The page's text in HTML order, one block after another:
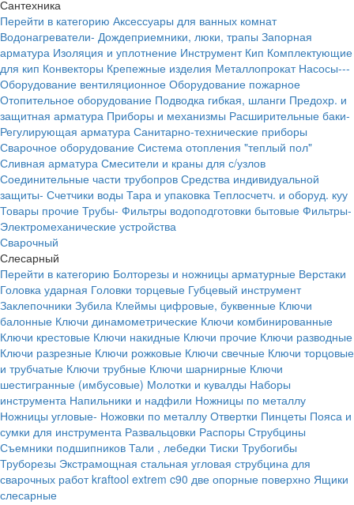
Сантехника
Перейти в категорию Аксессуары для ванных комнат
Водонагреватели- Дождеприемники, люки, трапы Запорная
арматура Изоляция и уплотнение Инструмент Кип Комплектующие
для кип Конвекторы Крепежные изделия Металлопрокат Насосы---
Оборудование вентиляционное Оборудование пожарное
Отопительное оборудование Подводка гибкая, шланги Предохр. и
защитная арматура Приборы и механизмы Расширительные баки-
Регулирующая арматура Санитарно-технические приборы
Сварочное оборудование Система отопления "теплый пол"
Сливная арматура Смесители и краны для с/узлов
Соединительные части трубопров Средства индивидуальной
защиты- Счетчики воды Тара и упаковка Теплосчетч. и оборуд. куу
Товары прочие Трубы- Фильтры водоподготовки бытовые Фильтры-
Электромеханические устройства
Сварочный
Слесарный
Перейти в категорию Болторезы и ножницы арматурные Верстаки
Головка ударная Головки торцевые Губцевый инструмент
Заклепочники Зубила Клеймы цифровые, буквенные Ключи
балонные Ключи динамометрические Ключи комбинированные
Ключи крестовые Ключи накидные Ключи прочие Ключи разводные
Ключи разрезные Ключи рожковые Ключи свечные Ключи торцовые
и трубчатые Ключи трубные Ключи шарнирные Ключи
шестигранные (имбусовые) Молотки и кувалды Наборы
инструмента Напильники и надфили Ножницы по металлу
Ножницы угловые- Ножовки по металлу Отвертки Пинцеты Пояса и
сумки для инструмента Развальцовки Распоры Струбцины
Съемники подшипников Тали , лебедки Тиски Трубогибы
Труборезы Экстрамощная стальная угловая струбцина для
сварочных работ kraftool extrem c90 две опорные поверхно Ящики
слесарные